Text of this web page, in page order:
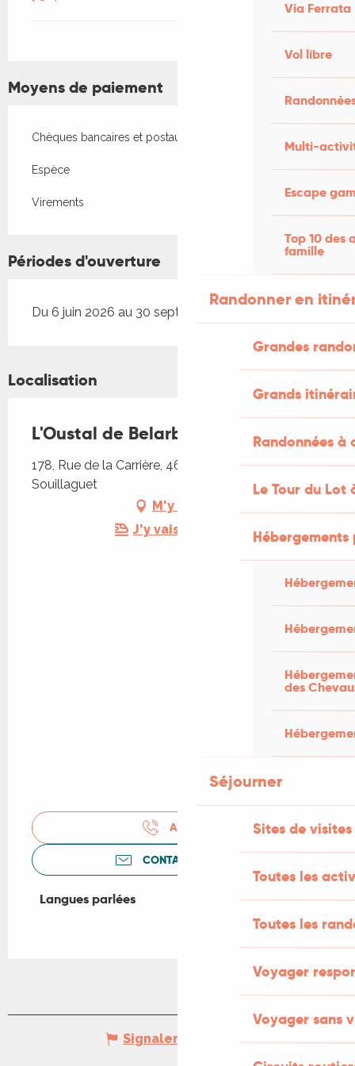
Via Ferrata
Vol libre
Multi-
Escape
Top 10 des
famille
Randonner en
Grandes
Grands
Randonnées
Le Tour du Lot
des
Séjourner
Sites de visites
Toutes les
Toutes les
Voyager
Voyager sans
Moyens de paiement
Chèques bancaires et postaux
Espèce
Virements
Périodes d'ouverture
Du 6 juin 2026 au 30 septembre 2026
Localisation
L'Oustal de Belarbre
178, Rue de la Carrière, 46300 Saint-Cirq-
Souillaguet
M'y rendre
J'y vais en train !
APPELER
CONTACTEZ-NOUS
Langues parlées
Langues parlées
Signaler une erreur